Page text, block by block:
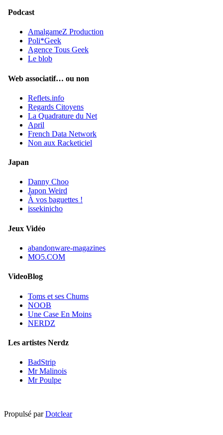
Podcast
AmalgameZ Production
Poli*Geek
Agence Tous Geek
Le blob
Web associatif… ou non
Reflets.info
Regards Citoyens
La Quadrature du Net
April
French Data Network
Non aux Racketiciel
Japan
Danny Choo
Japon Weird
À vos baguettes !
issekinicho
Jeux Vidéo
abandonware-magazines
MO5.COM
VideoBlog
Toms et ses Chums
NOOB
Une Case En Moins
NERDZ
Les artistes Nerdz
BadStrip
Mr Malinois
Mr Poulpe
Propulsé parDotclear